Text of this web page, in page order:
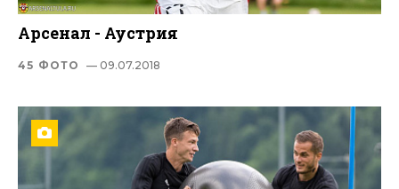
Арсенал - Аустрия
45 ФОТО — 09.07.2018